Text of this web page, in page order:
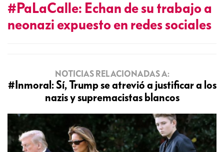
#PaLaCalle: Echan de su trabajo a
neonazi expuesto en redes sociales
NOTICIAS RELACIONADAS A:
#Inmoral: Sí, Trump se atrevió a justificar a los
nazis y supremacistas blancos